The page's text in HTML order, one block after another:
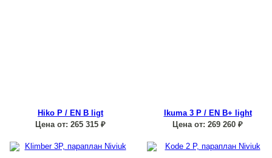
Hiko P / EN B ligt
Цена от: 265 315 ₽
Ikuma 3 P / EN B+ light
Цена от: 269 260 ₽